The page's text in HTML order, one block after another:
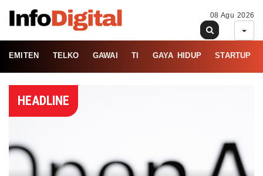
08 Agu 2026
EMITEN TELKO GAWAI TI GAYA HIDUP STARTUP
HEADLINE